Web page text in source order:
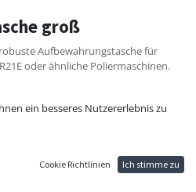
groß
Aufbewahrungstasche für
oder ähnliche Poliermaschinen.
ein besseres Nutzererlebnis zu
Cookie Richtlinien Ich stimme zu